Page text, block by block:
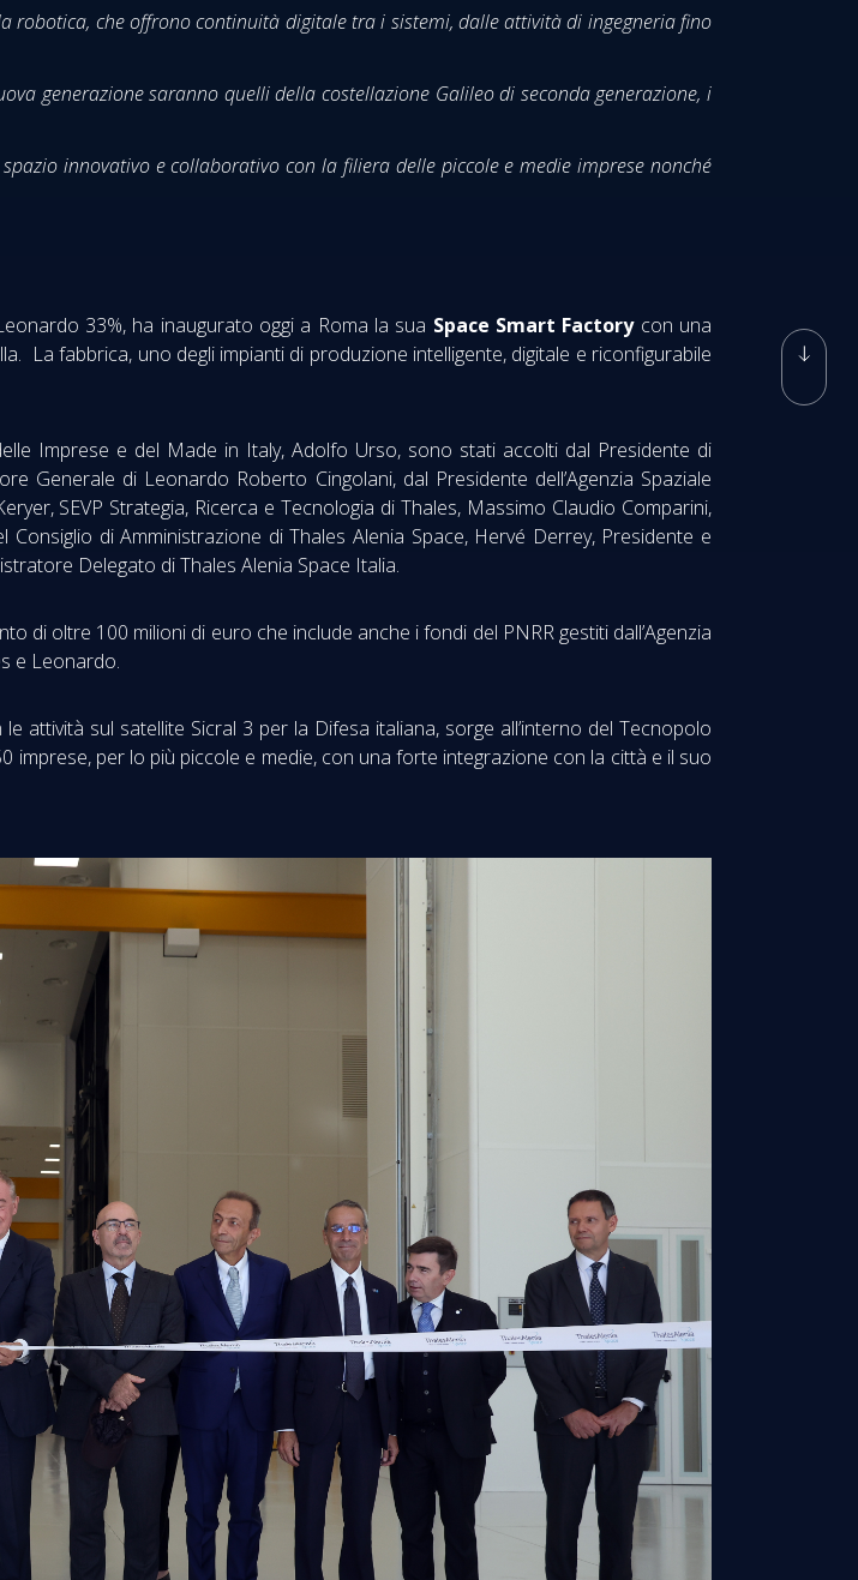
robotica, che offrono continuità digitale tra i sistemi, dalle attività di ingegneria fino
generazione saranno quelli della costellazione Galileo di seconda generazione, i
innovativo e collaborativo con la filiera delle piccole e medie imprese nonché
33%, ha inaugurato oggi a Roma la sua Space Smart Factorycon una
La fabbrica, uno degli impianti di produzione intelligente, digitale e riconfigurabile
Imprese e del Made in Italy, Adolfo Urso, sono stati accolti dal Presidente di
Generale di Leonardo Roberto Cingolani, dal Presidente dell’Agenzia Spaziale
SEVP Strategia, Ricerca e Tecnologia di Thales, Massimo Claudio Comparini,
di Amministrazione di Thales Alenia Space, Hervé Derrey, Presidente e
Delegato di Thales Alenia Space Italia.
di oltre 100 milioni di euro che include anche i fondi del PNRR gestiti dall’Agenzia
e Leonardo.
attività sul satellite Sicral 3 per la Difesa italiana, sorge all’interno del Tecnopolo
imprese, per lo più piccole e medie, con una forte integrazione con la città e il suo